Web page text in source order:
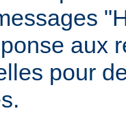
aux
pour